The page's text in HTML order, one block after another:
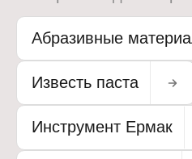
Абразивные
Известь паста
Инструмент Ермак